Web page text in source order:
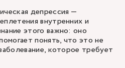
депрессия —
внутренних и
этого важно: оно
понять, что это не
которое требует